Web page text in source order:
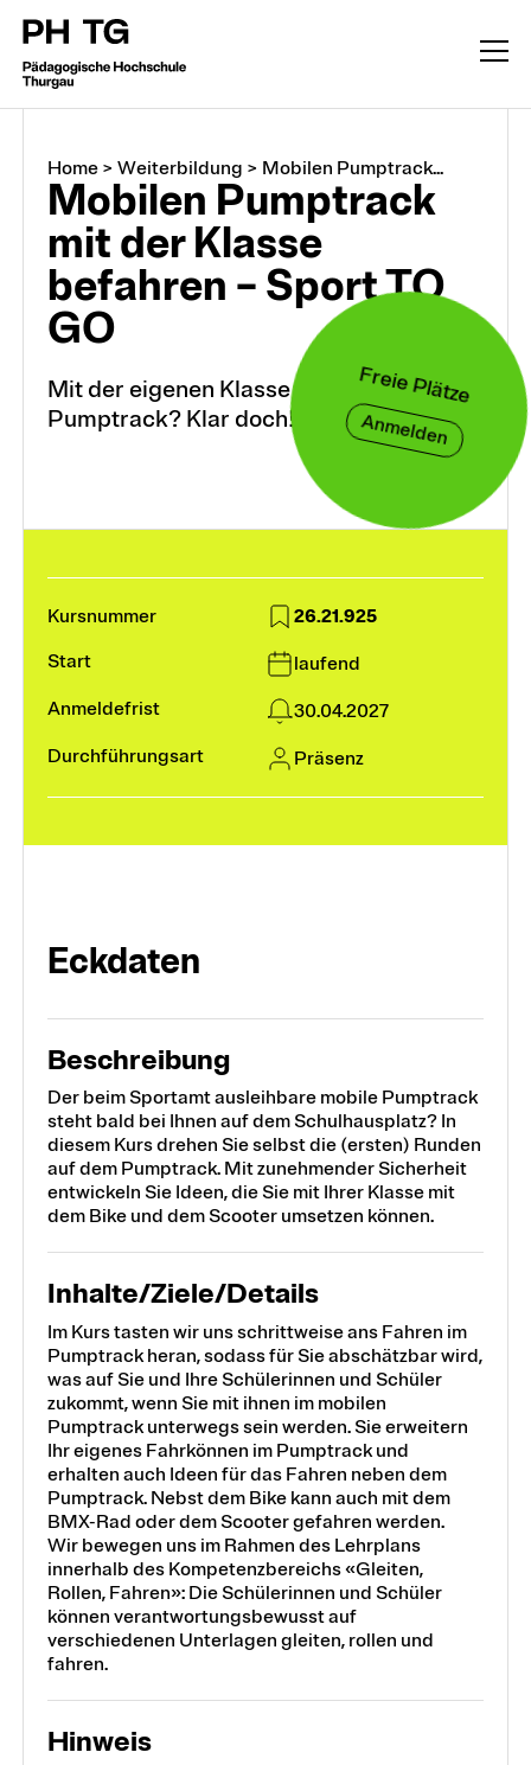
Weiterbildung
Module und Vertiefungen
Kurse
Weiterbildungssuche
Frühe Kindheit
Schulführung und Leadership
Home> Weiterbildung > Mobilen Pumptrack...
Mobilen Pumptrack
mit der Klasse
befahren – Sport TO
GO
Mit der eigenen Klasse auf den mobilen
Pumptrack? Klar doch!
Freie Plätze
Anmelden
26.21.925
laufend
30.04.2027
Präsenz
Eckdaten
Beschreibung
Der beim Sportamt ausleihbare mobile Pumptrack
steht bald bei Ihnen auf dem Schulhausplatz? In
diesem Kurs drehen Sie selbst die (ersten) Runden
auf dem Pumptrack. Mit zunehmender Sicherheit
entwickeln Sie Ideen, die Sie mit Ihrer Klasse mit
dem Bike und dem Scooter umsetzen können.
Inhalte/Ziele/Details
Im Kurs tasten wir uns schrittweise ans Fahren im
Pumptrack heran, sodass für Sie abschätzbar wird,
was auf Sie und Ihre Schülerinnen und Schüler
zukommt, wenn Sie mit ihnen im mobilen
Pumptrack unterwegs sein werden. Sie erweitern
Ihr eigenes Fahrkönnen im Pumptrack und
erhalten auch Ideen für das Fahren neben dem
Pumptrack. Nebst dem Bike kann auch mit dem
BMX-Rad oder dem Scooter gefahren werden.
Wir bewegen uns im Rahmen des Lehrplans
innerhalb des Kompetenzbereichs «Gleiten,
Rollen, Fahren»: Die Schülerinnen und Schüler
können verantwortungsbewusst auf
verschiedenen Unterlagen gleiten, rollen und
fahren.
Hinweis